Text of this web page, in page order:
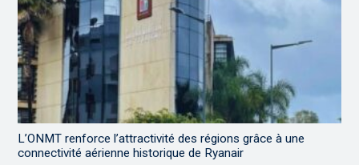
L’ONMT renforce l’attractivité des régions grâce à une
connectivité aérienne historique de Ryanair